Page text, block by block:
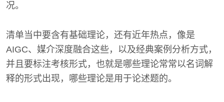
况。
清单当中要含有基础理论，还有近年热点，像是
AIGC、媒介深度融合这些，以及经典案例分析方式，
并且要标注考核形式，也就是哪些理论常常以名词解
释的形式出现，哪些理论是用于论述题的。